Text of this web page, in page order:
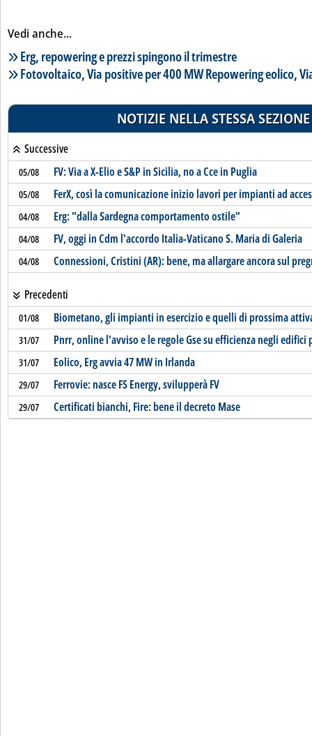
Vedi anche...
Lista notizie correlate
Erg, repowering e prezzi spingono il trimestre
Fotovoltaico, Via positive per 400 MW Repowering eolico,
NOTIZIE NELLA STESSA SEZIONE
Successive
05/08 FV: Via a X-Elio e S&P in Sicilia, no a Cce in Puglia
05/08 FerX, così la comunicazione inizio lavori per impianti ad
04/08 Erg: "dalla Sardegna comportamento ostile"
04/08 FV, oggi in Cdm l'accordo Italia-Vaticano S. Maria di Galeria
04/08 Connessioni, Cristini (AR): bene, ma allargare ancora sul
Precedenti
01/08 Biometano, gli impianti in esercizio e quelli di prossima
31/07 Pnrr, online l'avviso e le regole Gse su efficienza negli edifici
31/07 Eolico, Erg avvia 47 MW in Irlanda
29/07 Ferrovie: nasce FS Energy, svilupperà FV
29/07 Certificati bianchi, Fire: bene il decreto Mase